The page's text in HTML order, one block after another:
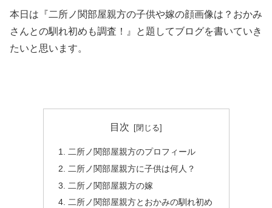
本日は『二所ノ関部屋親方の子供や嫁の顔画像は？おかみ
さんとの馴れ初めも調査！』と題してブログを書いていき
たいと思います。
目次
二所ノ関部屋親方のプロフィール
二所ノ関部屋親方に子供は何人？
二所ノ関部屋親方の嫁
二所ノ関部屋親方とおかみの馴れ初め